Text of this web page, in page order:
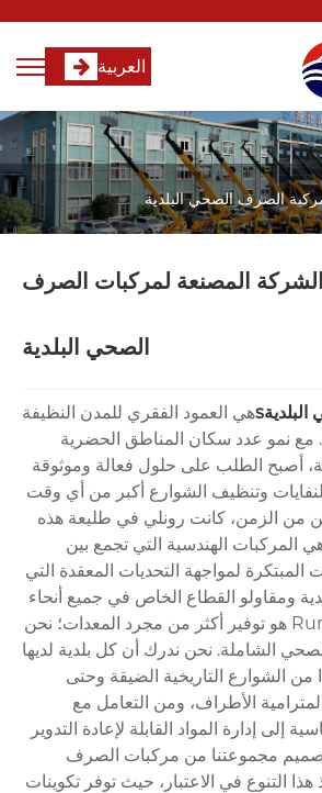
العربية
الصرف الصحي البلدية
المصنعة لمركبات الصرف
الصحي البلدية
sهي العمود الفقري للمدن النظيفة
مع نمو عدد سكان المناطق الحضرية
أصبح الطلب على حلول فعالة وموثوقة
وتنظيف الشوارع أكبر من أي وقت
من الزمن، كانت رونلي في طليعة هذه
المركبات الهندسية التي تجمع بين
المبتكرة لمواجهة التحديات المعقدة التي
ومقاولو القطاع الخاص في جميع أنحاء
العالم. التزامنا في Runli هو توفير أكثر من مجرد المعدات؛ نحن
الشاملة. نحن ندرك أن كل بلدية لديها
من الشوارع التاريخية الضيقة وحتى
الأطراف، ومن التعامل مع
إلى إدارة المواد القابلة لإعادة التدوير
تصميم مجموعتنا من مركبات الصرف
التنوع في الاعتبار، حيث توفر تكوينات